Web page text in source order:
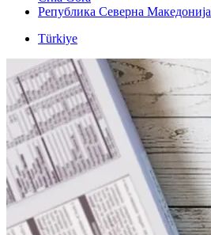
Република Северна Македонија
Türkiye